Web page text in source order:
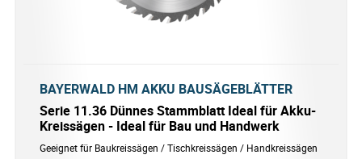
BAYERWALD HM AKKU BAUSÄGEBLÄTTER
Serie 11.36 Dünnes Stammblatt Ideal für Akku-
Kreissägen - Ideal für Bau und Handwerk
Geeignet für Baukreissägen / Tischkreissägen / Handkreissägen